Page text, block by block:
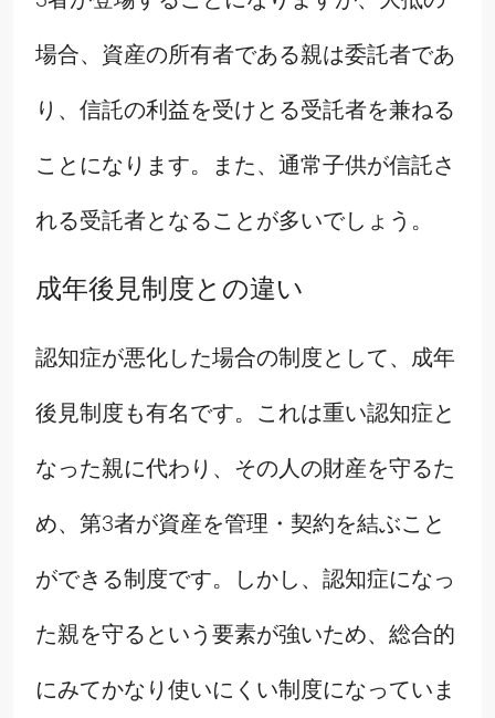
場合、資産の所有者である親は委託者であ
り、信託の利益を受けとる受託者を兼ねる
ことになります。また、通常子供が信託さ
れる受託者となることが多いでしょう。
成年後見制度との違い
認知症が悪化した場合の制度として、成年
後見制度も有名です。これは重い認知症と
なった親に代わり、その人の財産を守るた
め、第3者が資産を管理・契約を結ぶこと
ができる制度です。しかし、認知症になっ
た親を守るという要素が強いため、総合的
にみてかなり使いにくい制度になっていま